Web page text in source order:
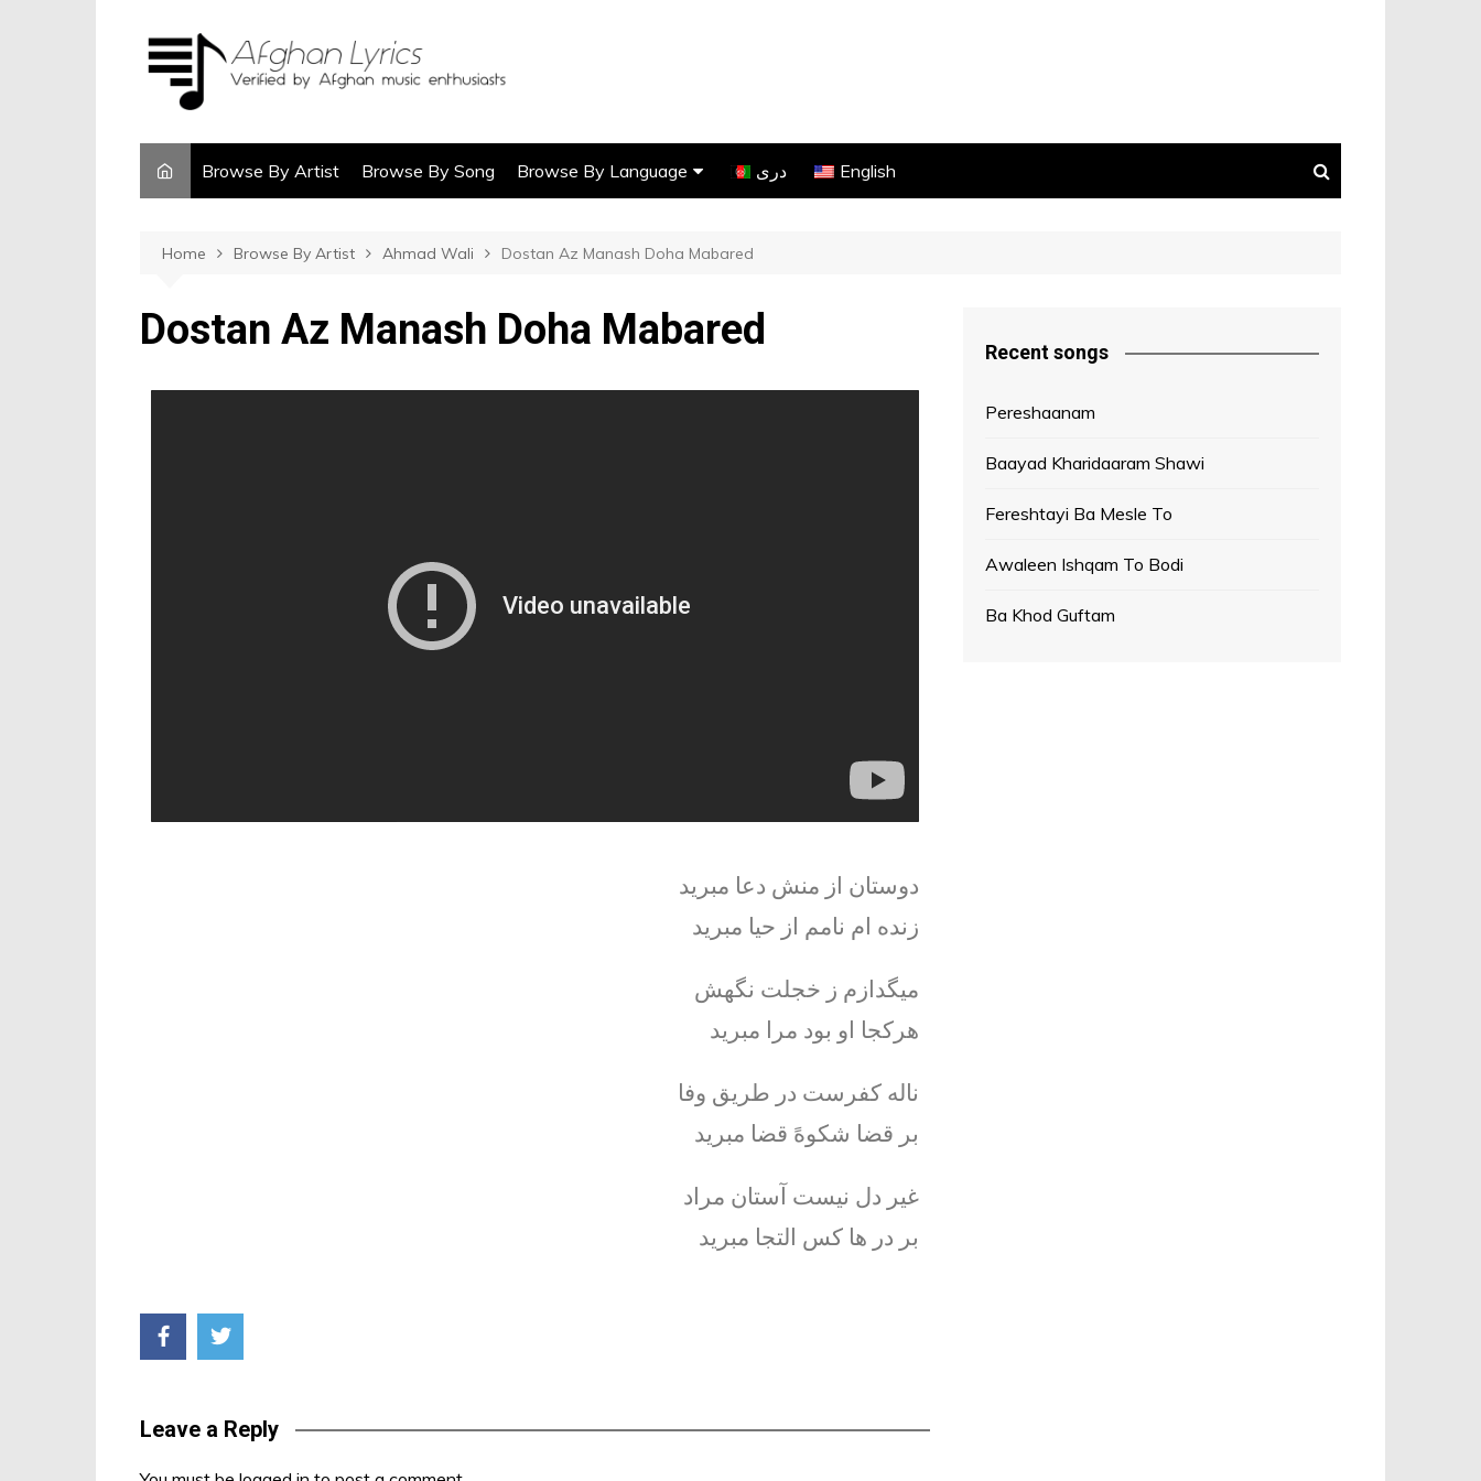
Browse By Artist Browse By Song Browse By Language
Pashto Songs
دری English
Home Browse By Artist Ahmad Wali Dostan Az Manash Doha Mabared
Dostan Az Manash Doha Mabared
دوستان از منش دعا مبرید
زنده ام نامم از حیا مبرید
میگدازم ز خجلت نگهش
هرکجا او بود مرا مبرید
ناله کفرست در طریق وفا
بر قضا شکوهً قضا مبرید
غیر دل نیست آستان مراد
بر در ها کس التجا مبرید
Leave a Reply
Recent songs
Pereshaanam
Baayad Kharidaaram Shawi
Fereshtayi Ba Mesle To
Awaleen Ishqam To Bodi
Ba Khod Guftam